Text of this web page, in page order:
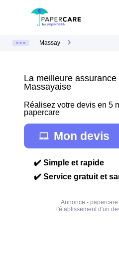
Massay
La meilleure assurance
Massayaise
Réalisez votre devis en 5
papercare
Mon devis
✔️ Simple et rapide
✔️ Service gratuit et
Annonce -
l'établissement d'un